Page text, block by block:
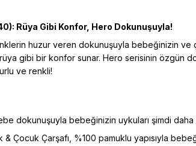
Rüya Gibi Konfor, Hero Dokunuşuyla!
huzur veren dokunuşuyla bebeğinizin ve
gibi bir konfor sunar. Hero serisinin özgün
ve renkli!
dokunuşuyla bebeğinizin uykuları şimdi daha
Çocuk Çarşafı, %100 pamuklu yapısıyla